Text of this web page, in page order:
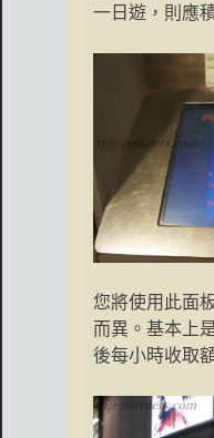
一日遊，則應
您將使用此面
而異。基本上
後每小時收取